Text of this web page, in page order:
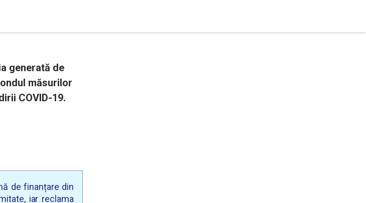
generată de
măsurilor
COVID-19.
de finanțare din
iar reclama